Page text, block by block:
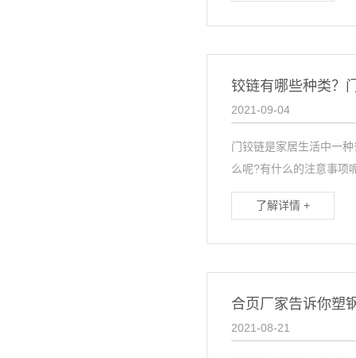
铰链有哪些种类？
2021-09-04
门铰链是家居生活中一
么呢?有什么的注意事项
了解详情 +
合页厂家告诉你塑
2021-08-21